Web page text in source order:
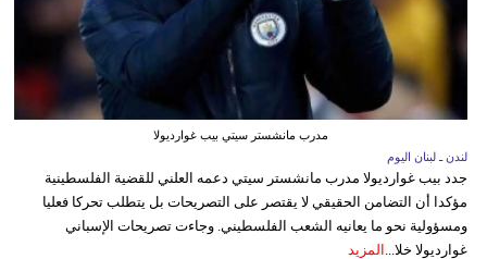
مدرب مانشستر سيتي بيب غوارديولا
لندن ـ لبنان اليوم
جدد بيب غوارديولا مدرب مانشستر سيتي دعمه العلني للقضية الفلسطينية
مؤكدا أن التضامن الحقيقي لا يقتصر على التصريحات بل يتطلب تحركا فعليا
ومسؤولية نحو ما يعانيه الشعب الفلسطيني. وجاءت تصريحات الإسباني
غوارديولا خلا...
المزيد